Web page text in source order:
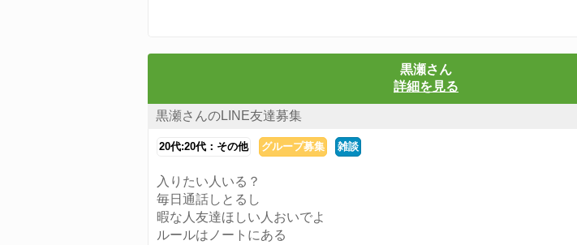
黒瀬さん
詳細を見る
黒瀬さんのLINE友達募集
20代:20代：その他 グループ募集 雑談
入りたい人いる？
毎日通話しとるし
暇な人友達ほしい人おいでよ
ルールはノートにある